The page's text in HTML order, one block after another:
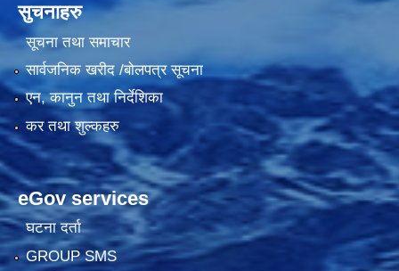
सुचनाहरु
सूचना तथा समाचार
सार्वजनिक खरीद /बोलपत्र सूचना
एन, कानुन तथा निर्देशिका
कर तथा शुल्कहरु
eGov services
घटना दर्ता
GROUP SMS